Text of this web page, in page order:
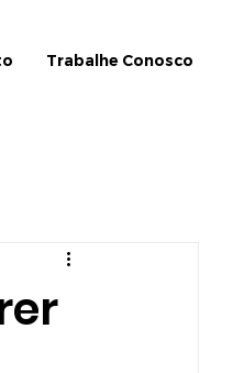
Trabalhe Conosco